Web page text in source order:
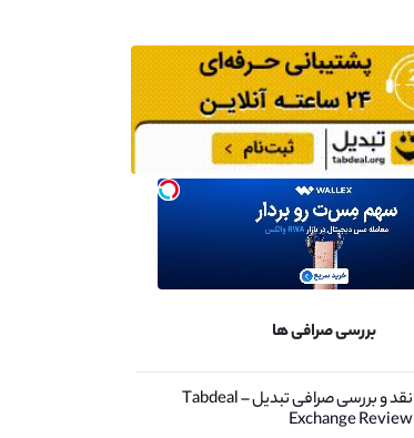
بررسی صرافی ها
نقد و بررسی صرافی تبدیل – Tabdeal
Exchange Review